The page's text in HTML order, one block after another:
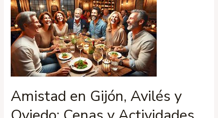
Amigos
y
Participa
en
Eventos
y
Punto»
Amistad en Gijón, Avilés y